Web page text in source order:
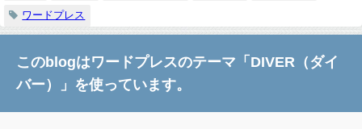
ワードプレス
このblogはワードプレスのテーマ「DIVER（ダイ
バー）」を使っています。